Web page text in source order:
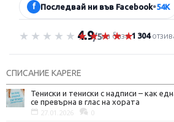
f Последвай ни във Facebook•54K
Оценка 4.9 от
4.9/5на база1 304
СПИСАНИЕ KAPERE
Тениски и тениски с надписи – как
се превърна в глас на хората
27.01.2026 0